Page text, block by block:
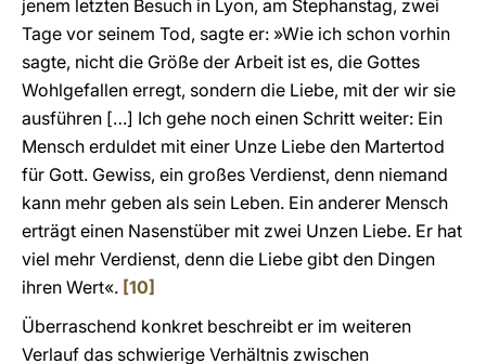
jenem letzten Besuch in Lyon, am Stephanstag, zwei
Tage vor seinem Tod, sagte er: »Wie ich schon vorhin
sagte, nicht die Größe der Arbeit ist es, die Gottes
Wohlgefallen erregt, sondern die Liebe, mit der wir sie
ausführen […] Ich gehe noch einen Schritt weiter: Ein
Mensch erduldet mit einer Unze Liebe den Martertod
für Gott. Gewiss, ein großes Verdienst, denn niemand
kann mehr geben als sein Leben. Ein anderer Mensch
erträgt einen Nasenstüber mit zwei Unzen Liebe. Er hat
viel mehr Verdienst, denn die Liebe gibt den Dingen
ihren Wert«. [10]
Überraschend konkret beschreibt er im weiteren
Verlauf das schwierige Verhältnis zwischen